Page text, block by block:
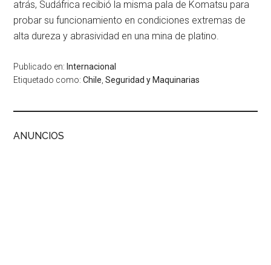
atrás, Sudáfrica recibió la misma pala de Komatsu para
probar su funcionamiento en condiciones extremas de
alta dureza y abrasividad en una mina de platino.
Publicado en: Internacional
Etiquetado como:Chile ,Seguridad y Maquinarias
ANUNCIOS